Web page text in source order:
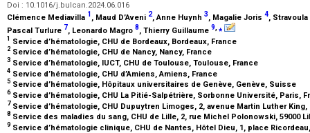
Doi : 10.1016/j.bulcan.2024.06.016
Clémence Mediavilla 1 , Maud D’Aveni 2, Anne Huynh 3, Magalie Joris 4,
Pascal Turlure 7, Leonardo Magro 8, Thierry Guillaume 9 ⁎
1 Service d’hématologie, CHU de Bordeaux, Bordeaux, France
2 Service d’hématologie, CHU de Nancy, Nancy, France
3 Service d’hématologie, IUCT, CHU de Toulouse, Toulouse, France
4 Service d’hématologie, CHU d’Amiens, Amiens, France
5 Service d’hématologie, Hôpitaux universitaires de Genève, Genève, Suisse
6Service d’hématologie, CHU La Pitié-Salpétrière, Sorbonne Université, Paris,
7 Service d’hématologie, CHU Dupuytren Limoges, 2, avenue Martin Luther
8 Service des maladies du sang, CHU de Lille, 2, rue Michel Polonowski, 59000
9 Service d’hématologie clinique, CHU de Nantes, Hôtel Dieu, 1, place